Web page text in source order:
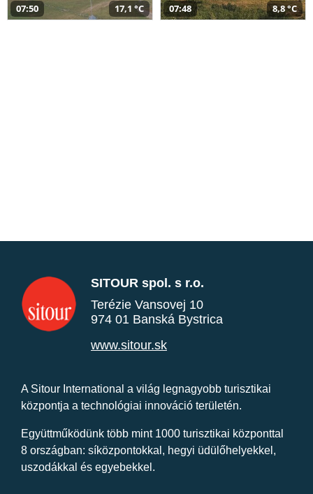
07:50 17,1 °C 07:48 8,8 °C
SITOUR spol. s r.o.
Terézie Vansovej 10
974 01 Banská Bystrica
www.sitour.sk
A Sitour International a világ legnagyobb turisztikai
központja a technológiai innováció területén.
Együttműködünk több mint 1000 turisztikai központtal
8 országban: síközpontokkal, hegyi üdülőhelyekkel,
uszodákkal és egyebekkel.